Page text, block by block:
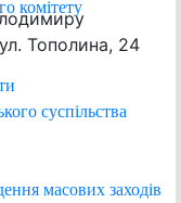
комітету
суспільства
масових заходів
Тополина, 24